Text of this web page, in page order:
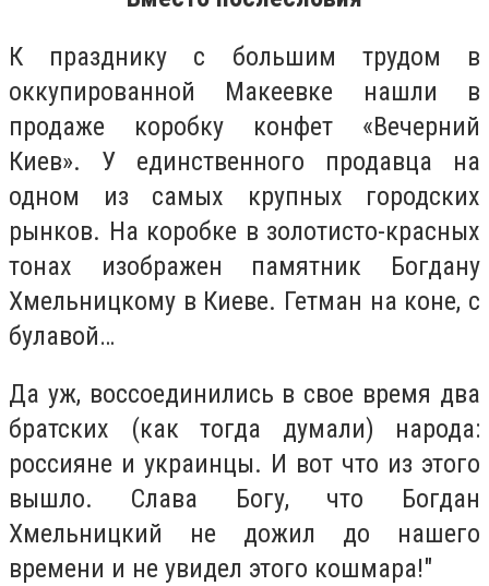
К празднику с большим трудом в
оккупированной Макеевке нашли в
продаже коробку конфет «Вечерний
Киев». У единственного продавца на
одном из самых крупных городских
рынков. На коробке в золотисто-красных
тонах изображен памятник Богдану
Хмельницкому в Киеве. Гетман на коне, с
булавой…
Да уж, воссоединились в свое время два
братских (как тогда думали) народа:
россияне и украинцы. И вот что из этого
вышло. Слава Богу, что Богдан
Хмельницкий не дожил до нашего
времени и не увидел этого кошмара!"